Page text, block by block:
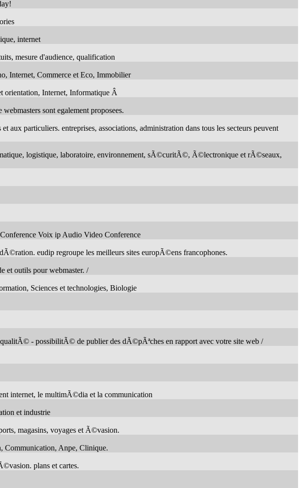
internet
mesure d'audience, qualification
Internet, Commerce et Eco, Immobilier
Internet, Informatique Â
sont egalement proposees.
particuliers. entreprises, associations, administration dans tous les secteurs peuvent
logistique, laboratoire, environnement, sÃ©curitÃ©, Ã©lectronique et rÃ©seaux,
Voix ip Audio Video Conference
eudip regroupe les meilleurs sites europÃ©ens francophones.
et outils pour webmaster. /
Sciences et technologies, Biologie
- possibilitÃ© de publier des dÃ©pÃªches en rapport avec votre site web /
internet, le multimÃ©dia et la communication
et industrie
magasins, voyages et Ã©vasion.
Communication, Anpe, Clinique.
plans et cartes.